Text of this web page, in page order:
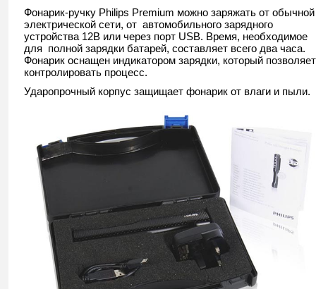
Фонарик-ручку Philips Premium можно заряжать от обычной
электрической сети, от автомобильного зарядного
устройства 12В или через порт USB. Время, необходимое
для полной зарядки батарей, составляет всего два часа.
Фонарик оснащен индикатором зарядки, который позволяет
контролировать процесс.
Ударопрочный корпус защищает фонарик от влаги и пыли.